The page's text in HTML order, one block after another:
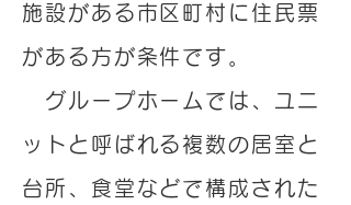
施設がある市区町村に住民票
がある方が条件です。
グループホームでは、ユニ
ットと呼ばれる複数の居室と
台所、食堂などで構成された